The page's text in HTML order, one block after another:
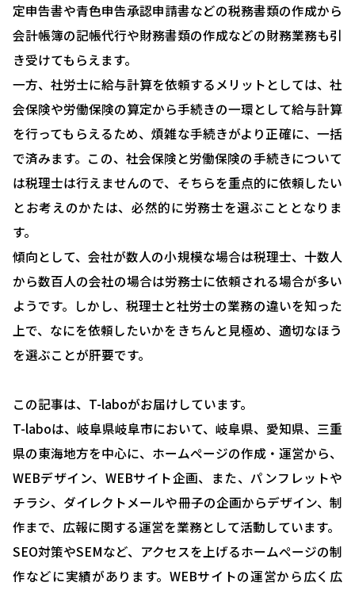
HOME
選ばれる理由
就業規則について
採用コンサルティング
人事評価制度について
社会保険・給与計算について
労務システム管理について
お客様の声
ブログ＆ニュース
会社概要
お問い合わせ・相談予約
定申告書や青色申告承認申請書などの税務書類の作成から
会計帳簿の記帳代行や財務書類の作成などの財務業務も引
き受けてもらえます。
一方、社労士に給与計算を依頼するメリットとしては、社
会保険や労働保険の算定から手続きの一環として給与計算
を行ってもらえるため、煩雑な手続きがより正確に、一括
で済みます。この、社会保険と労働保険の手続きについて
は税理士は行えませんので、そちらを重点的に依頼したい
とお考えのかたは、必然的に労務士を選ぶこととなりま
す。
傾向として、会社が数人の小規模な場合は税理士、十数人
から数百人の会社の場合は労務士に依頼される場合が多い
ようです。しかし、税理士と社労士の業務の違いを知った
上で、なにを依頼したいかをきちんと見極め、適切なほう
を選ぶことが肝要です。
この記事は、T-laboがお届けしています。
T-laboは、岐阜県岐阜市において、岐阜県、愛知県、三重
県の東海地方を中心に、ホームページの作成・運営から、
WEBデザイン、WEBサイト企画、また、パンフレットや
チラシ、ダイレクトメールや冊子の企画からデザイン、制
作まで、広報に関する運営を業務として活動しています。
SEO対策やSEMなど、アクセスを上げるホームページの制
作などに実績があります。WEBサイトの運営から広く広